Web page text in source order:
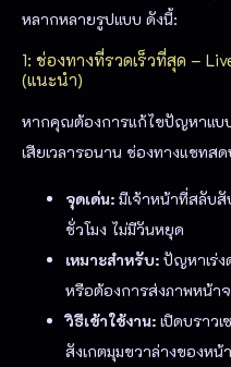
หลากหลายรูปแบบ ดังนี้:
1: ช่องทางที่รวดเร็วที่สุด –
(แนะนำ)
หากคุณต้องการแก้ไขปัญหาแบ
เสียเวลารอนาน ช่องทางแชท
จุดเด่น: มีเจ้าหน้าที่สลับ
ชั่วโมง ไม่มีวันหยุด
เหมาะสำหรับ: ปัญหาเร่ง
หรือต้องการส่งภาพหน้า
วิธีเข้าใช้งาน: เปิดบราว
สังเกตมุมขวาล่างของห